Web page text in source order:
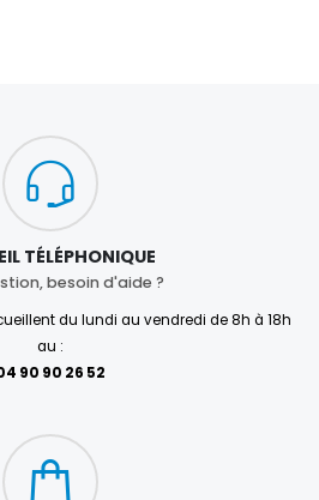
TÉLÉPHONIQUE
besoin d'aide ?
du lundi au vendredi de 8h à 18h
au :
90 90 26 52